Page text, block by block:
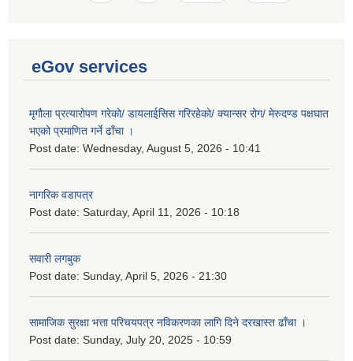
eGov services
मृगौला प्रत्यारोपण गरेको/ डायलाईसिस गरिरहेको/ क्यान्सर रोग/ मेरुदण्ड पक्षघात
भएको प्रमाणित गर्ने ढाँचा ।
Post date: Wednesday, August 5, 2026 - 10:41
नागरिक वडापत्र
Post date: Saturday, April 11, 2026 - 10:18
सवारी लगबुक
Post date: Sunday, April 5, 2026 - 21:30
सामाजिक सुरक्षा भत्ता परिचयपत्र नविकरणका लागि दिने दरखास्त ढाँचा ।
Post date: Sunday, July 20, 2025 - 10:59